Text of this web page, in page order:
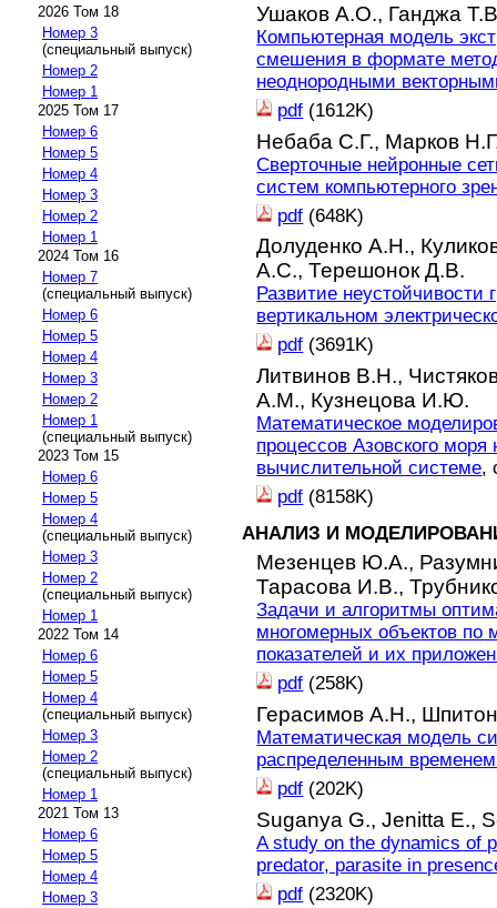
2026 Том 18
Номер 3
(специальный выпуск)
Номер 2
Номер 1
2025 Том 17
Номер 6
Номер 5
Номер 4
Номер 3
Номер 2
Номер 1
2024 Том 16
Номер 7
(специальный выпуск)
Номер 6
Номер 5
Номер 4
Номер 3
Номер 2
Номер 1
(специальный выпуск)
2023 Том 15
Номер 6
Номер 5
Номер 4
(специальный выпуск)
Номер 3
Номер 2
(специальный выпуск)
Номер 1
2022 Том 14
Номер 6
Номер 5
Номер 4
(специальный выпуск)
Номер 3
Номер 2
(специальный выпуск)
Номер 1
2021 Том 13
Номер 6
Номер 5
Номер 4
Номер 3
Ушаков А.О., Ганджа
Компьютерная модель
смешения в формате
неоднородными
pdf (1612K)
Небаба С.Г., Марков
Сверточные нейронные
систем компьютерного
pdf (648K)
Долуденко А.Н.,
А.С.,Терешонок Д.В.
Развитие
вертикальном
pdf (3691K)
Литвинов В.Н.,
А.М., Кузнецова И.Ю.
Математическое
процессов Азовского
вычислительной системе,
pdf (8158K)
АНАЛИЗ И
Мезенцев Ю.А.,
Тарасова И.В.,
Задачи и алгоритмы
многомерных объектов по
показателей и их
pdf (258K)
Герасимов А.Н.,
Математическая модель
распределенным
pdf (202K)
Suganya G.,Jenitta E.,
A study on the dynamics of
predator, parasite in
pdf (2320K)